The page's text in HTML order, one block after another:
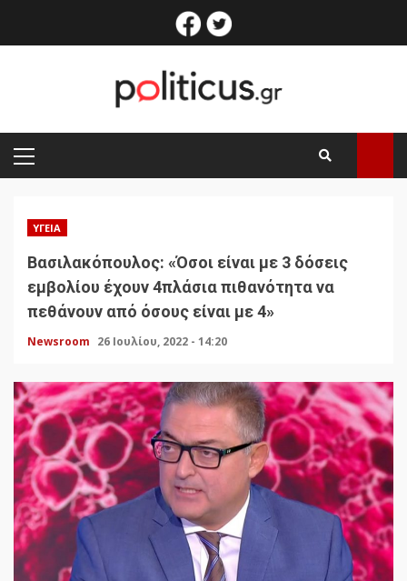
facebook
PRIMARY
MENU
ΥΓΕΊΑ
Βασιλακόπουλος: «Όσοι είναι με 3 δόσεις
εμβολίου έχουν 4πλάσια πιθανότητα να
πεθάνουν από όσους είναι με 4»
Newsroom 26 Ιουλίου, 2022 - 14:20